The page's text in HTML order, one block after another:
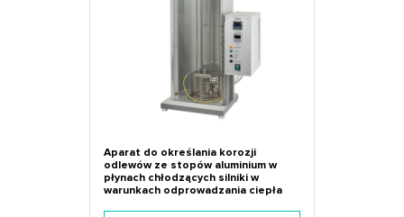
Aparat do określania korozji
odlewów ze stopów aluminium w
płynach chłodzących silniki w
warunkach odprowadzania ciepła